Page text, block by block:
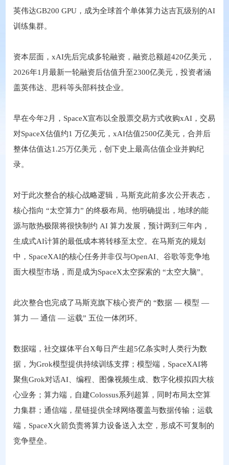
英伟达GB200 GPU，成为全球首个单体算力达吉瓦级别的AI
训练集群。
资本层面，xAI先后完成多轮融资，融资总额超420亿美元，
2026年1月最新一轮融资后估值升至2300亿美元，投资者涵
盖英伟达、思科等头部科技企业。
早在今年2月，SpaceX宣布以全股票交易方式收购xAI，交易
对SpaceX估值约1 万亿美元，xAI估值2500亿美元，合并后
整体估值达1.25万亿美元，创下史上最高估值企业并购纪
录。
对于此次整合的核心战略逻辑，马斯克此前多次公开表态，
核心指向 “太空算力” 的终极布局。他明确提出，地球的能
源与散热极限将很快制约 AI 算力发展，预计两到三年内，
生成式AI计算的最低成本将转移至太空。在马斯克的规划
中，SpaceXAI的核心任务并非仅与OpenAI、谷歌等竞争地
面大模型市场，而是成为SpaceX太空探索的 “太空大脑”。
此次整合也完成了马斯克旗下核心资产的 “数据 — 模型 —
算力 — 通信 — 运载” 五位一体闭环。
数据端，社交媒体平台X每日产生超5亿条实时人类行为数
据，为Grok模型提供持续训练支撑；模型端，SpaceXAI将
聚焦Grok对话AI、编程、图像视频生成、数字化模拟四大核
心业务；算力端，自建Colossus系列超算，同时布局太空算
力集群；通信端，星链提供全球网络覆盖与数据传输；运载
端，SpaceX火箭负责将算力设备送入太空，形成不可复制的
竞争壁垒。